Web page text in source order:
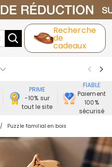
Recherche
de
cadeaux
Ventes
PRIME
-10% sur
tout le site
FIABLE
Paiement
100%
sécurisé
Puzzle familial en bois